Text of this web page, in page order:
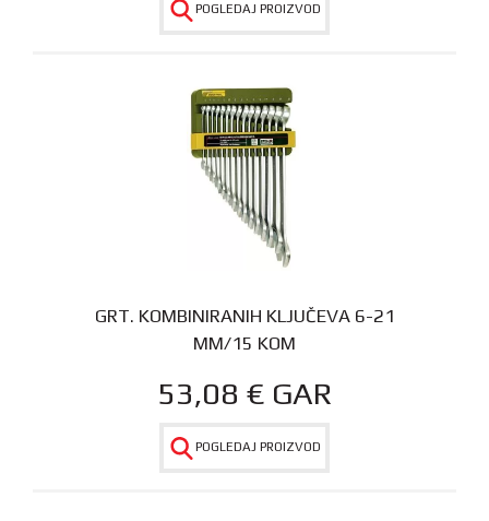
POGLEDAJ PROIZVOD
GRT. KOMBINIRANIH KLJUČEVA 6-21
MM/15 KOM
53,08 € GAR
POGLEDAJ PROIZVOD